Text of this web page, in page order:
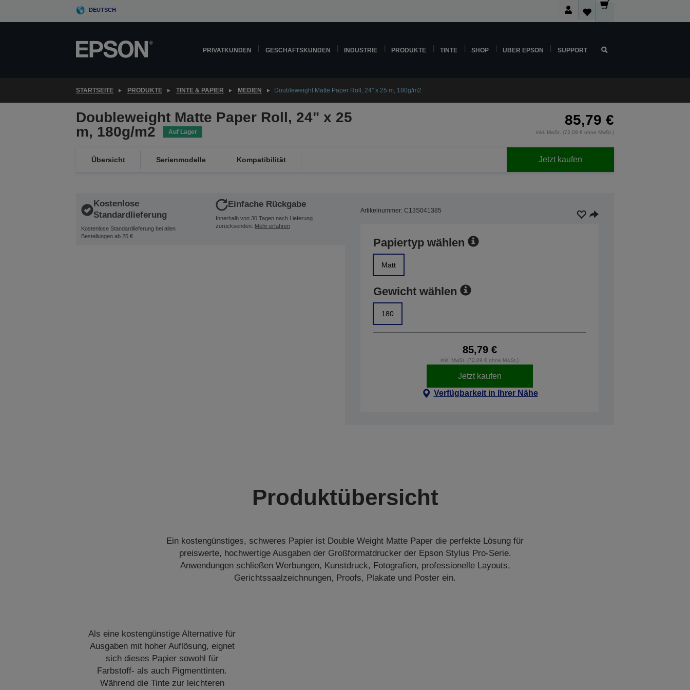
DEUTSCH
PRIVATKUNDEN GESCHÄFTSKUNDEN INDUSTRIE PRODUKTE TINTE SHOP ÜBER EPSON SUPPORT
STARTSEITE PRODUKTE TINTE & PAPIER MEDIEN Doubleweight Matte Paper Roll, 24" x 25 m, 180g/m2
Doubleweight Matte Paper Roll, 24" x 25
m, 180g/m2
Auf Lager
85,79 €
inkl. MwSt. (72,09 € ohne MwSt.)
Übersicht Serienmodelle Kompatibilität Jetzt kaufen
Kostenlose
Standardlieferung
Kostenlose Standardlieferung bei allen
Bestellungen ab 25 €
Einfache Rückgabe
Innerhalb von 30 Tagen nach Lieferung
zurücksenden. Mehr erfahren
Artikelnummer: C13S041385
Papiertyp wählen
Matt
Gewicht wählen
180
85,79 €
inkl. MwSt. (72,09 € ohne MwSt.)
Jetzt kaufen
Verfügbarkeit in Ihrer Nähe
Produktübersicht
Ein kostengünstiges, schweres Papier ist Double Weight Matte Paper die perfekte Lösung für
preiswerte, hochwertige Ausgaben der Großformatdrucker der Epson Stylus Pro-Serie.
Anwendungen schließen Werbungen, Kunstdruck, Fotografien, professionelle Layouts,
Gerichtssaalzeichnungen, Proofs, Plakate und Poster ein.
Als eine kostengünstige Alternative für
Ausgaben mit hoher Auflösung, eignet
sich dieses Papier sowohl für
Farbstoff- als auch Pigmenttinten.
Während die Tinte zur leichteren